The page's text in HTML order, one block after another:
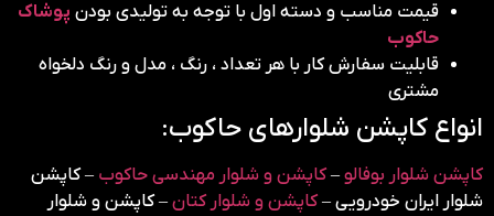
قیمت مناسب و دسته اول با توجه به تولیدی بودن پوشاک
حاکوب
قابلیت سفارش کار با هر تعداد ، رنگ ، مدل و رنگ دلخواه
مشتری
انواع کاپشن شلوارهای حاکوب:
کاپشن شلوار بوفالو –کاپشن و شلوار مهندسی حاکوب – کاپشن
شلوار ایران خودرویی –کاپشن و شلوار کتان – کاپشن و شلوار